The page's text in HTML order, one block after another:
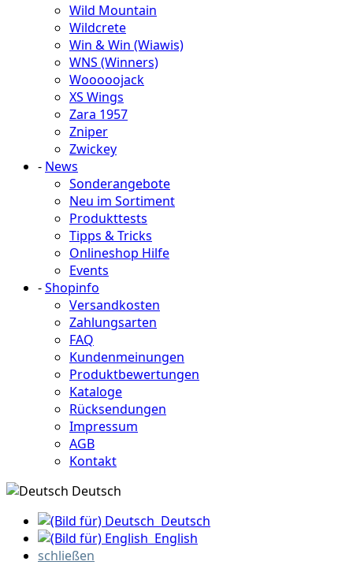
Wild Mountain
Wildcrete
Win & Win (Wiawis)
WNS (Winners)
Wooooojack
XS Wings
Zara 1957
Zniper
Zwickey
- News
Sonderangebote
Neu im Sortiment
Produkttests
Tipps & Tricks
Onlineshop Hilfe
Events
-Shopinfo
Versandkosten
Zahlungsarten
FAQ
Kundenmeinungen
Produktbewertungen
Kataloge
Rücksendungen
Impressum
AGB
Kontakt
Deutsch
Deutsch
English
schließen